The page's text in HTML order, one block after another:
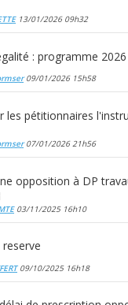
13/01/2026 09h32
: programme 2026
09/01/2026 15h58
les pétitionnaires
07/01/2026 21h56
opposition à DP
03/11/2025 16h10
09/10/2025 16h18